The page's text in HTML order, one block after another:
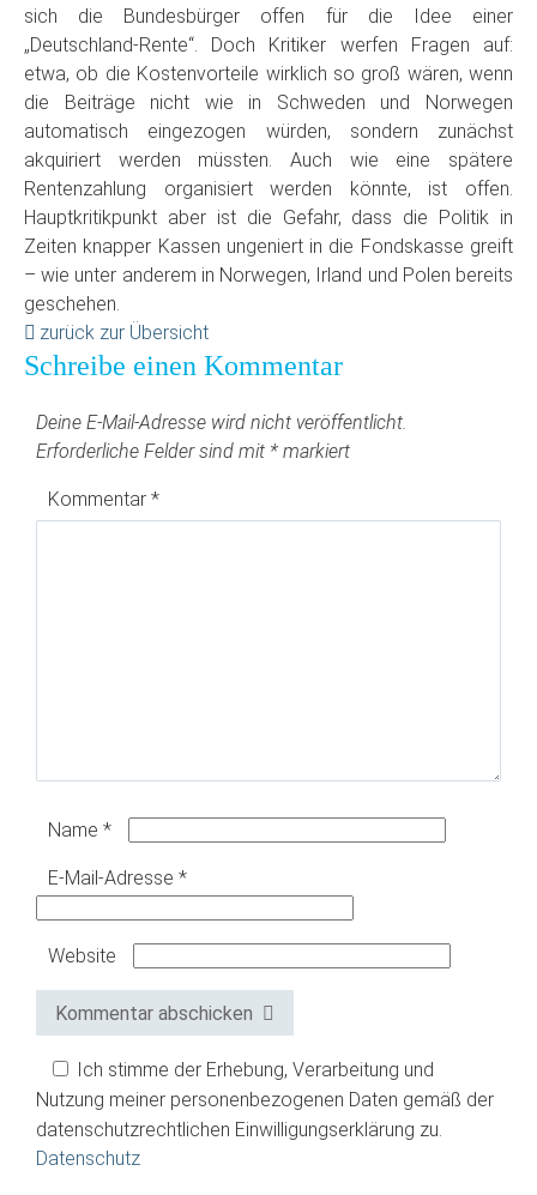
sich die Bundesbürger offen für die Idee einer
„Deutschland-Rente“. Doch Kritiker werfen Fragen auf:
etwa, ob die Kostenvorteile wirklich so groß wären, wenn
die Beiträge nicht wie in Schweden und Norwegen
automatisch eingezogen würden, sondern zunächst
akquiriert werden müssten. Auch wie eine spätere
Rentenzahlung organisiert werden könnte, ist offen.
Hauptkritikpunkt aber ist die Gefahr, dass die Politik in
Zeiten knapper Kassen ungeniert in die Fondskasse greift
– wie unter anderem in Norwegen, Irland und Polen bereits
geschehen.
zurück zur Übersicht
Schreibe einen Kommentar
Deine E-Mail-Adresse wird nicht veröffentlicht.
Erforderliche Felder sind mit * markiert
Kommentar *
Name *
E-Mail-Adresse *
Website
Kommentar abschicken
Ich stimme der Erhebung, Verarbeitung und
Nutzung meiner personenbezogenen Daten gemäß der
datenschutzrechtlichen Einwilligungserklärung zu.
Datenschutz